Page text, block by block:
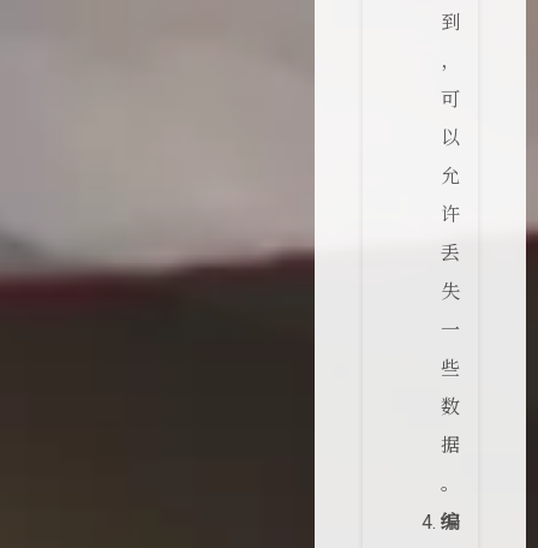
到
，
可
以
允
许
丢
失
一
些
数
据
。
编